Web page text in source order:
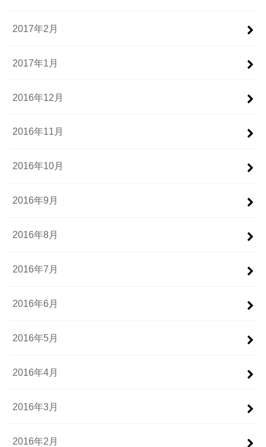
2017年2月
2017年1月
2016年12月
2016年11月
2016年10月
2016年9月
2016年8月
2016年7月
2016年6月
2016年5月
2016年4月
2016年3月
2016年2月